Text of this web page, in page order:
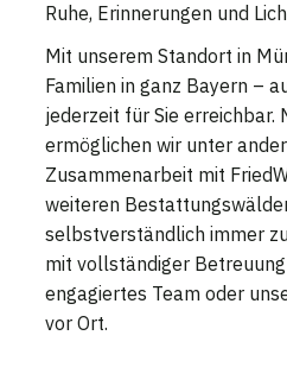
Ruhe, Erinnerungen und
Mit unserem Standort in
Familien in ganz Bayern –
jederzeit für Sie
ermöglichen wir unter
Zusammenarbeit mit
weiteren
selbstverständlich immer
mit vollständiger
engagiertes Team oder
vor Ort.